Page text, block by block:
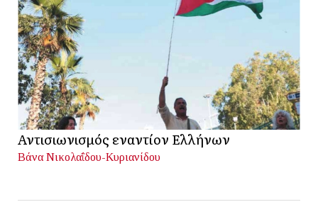
Αντισιωνισμός εναντίον Ελλήνων
Βάνα Νικολαΐδου-Κυριανίδου